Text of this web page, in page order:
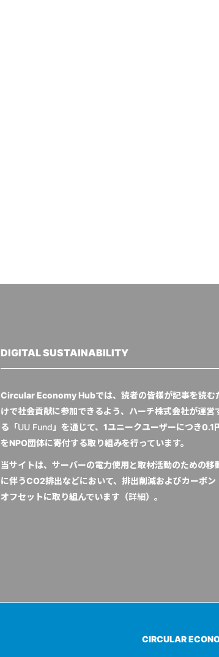
DIGITAL SUSTAINABILITY
Circular Economy Hubでは、読者の皆様が記事を読む
けで社会貢献に参加できるよう、ハーチ株式会社が運営
る「UU Fund」を通じて、1ユニークユーザーにつき0.1
をNPO団体に寄付する取り組みを行っています。
当サイトは、サーバーの電力使用と取材活動のための移
に伴うCO2排出などにおいて、排出削減およびカーボン
オフセットに取り組んでいます（詳細）。
CIRCULAR